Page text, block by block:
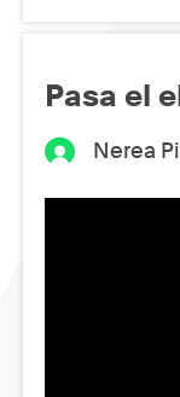
Pasa el
Nerea